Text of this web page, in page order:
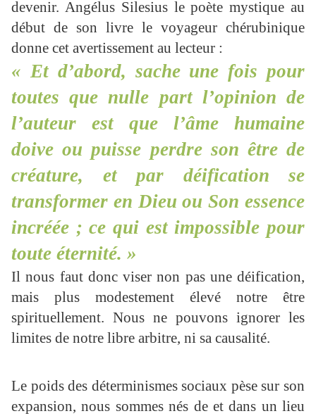
devenir. Angélus Silesius le poète mystique au
début de son livre le voyageur chérubinique
donne cet avertissement au lecteur :
« Et d’abord, sache une fois pour
toutes que nulle part l’opinion de
l’auteur est que l’âme humaine
doive ou puisse perdre son être de
créature, et par déification se
transformer en Dieu ou Son essence
incréée ; ce qui est impossible pour
toute éternité. »
Il nous faut donc viser non pas une déification,
mais plus modestement élevé notre être
spirituellement. Nous ne pouvons ignorer les
limites de notre libre arbitre, ni sa causalité.
Le poids des déterminismes sociaux pèse sur son
expansion, nous sommes nés de et dans un lieu